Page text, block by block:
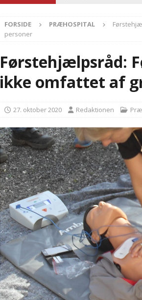
[ 5. august 2026 ] Ny
BRANDVÆSEN
[ 4. august 2026 ] Ny
[ 6. august 2026 ]
BRANDVÆSEN
FORSIDE PRÆHOSPITAL
personer
Førstehjælpsråd:
ikke omfattet af
27. oktober 2020 Redaktionen